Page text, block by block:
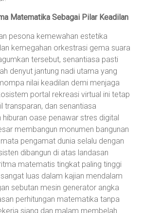
Matematika Sebagai Pilar Keadilan
pesona kemewahan estetika
kemegahan orkestrasi gema suara
tersebut, senantiasa pasti
denyut jantung nadi utama yang
nilai keadilan demi menjaga
portal rekreasi virtual ini tetap
transparan, dan senantiasa
oase penawar stres digital
membangun monumen bangunan
pengamat dunia selalu dengan
dibangun di atas landasan
matematis tingkat paling tinggi
luas dalam kajian mendalam
sebutan mesin generator angka
perhitungan matematika tanpa
siang dan malam membelah